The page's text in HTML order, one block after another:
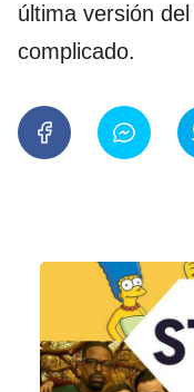
última versión
complicado.